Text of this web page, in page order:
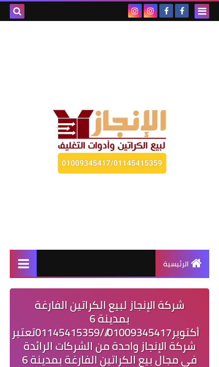
الرئيسية
شركة الإنجاز لبيع الكراتين الفارغة
بمدينة 6
أكتوبر01009345417///01145415359تعتبر
شركة الإنجاز واحدة من الشركات الرائدة
في مجال بيع الكراتين الفارغة بمدينة 6